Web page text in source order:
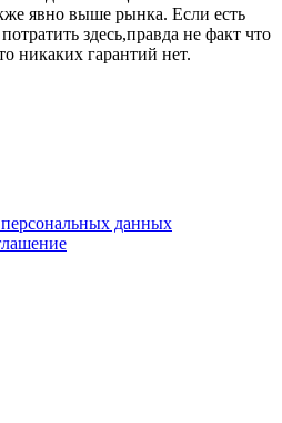
явно выше рынка. Если есть
здесь,правда не факт что
никаких гарантий нет.
данных